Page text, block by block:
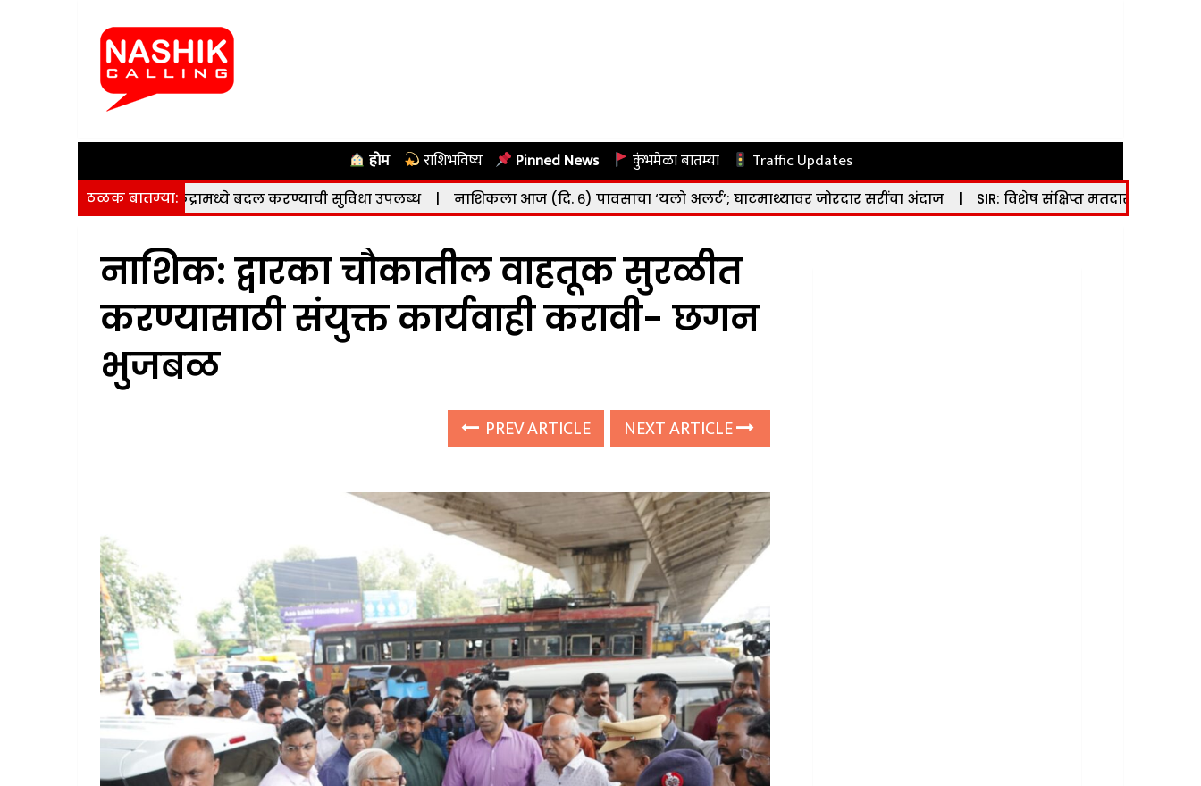
होम राशिभविष्य Pinned News कुंभमेळा बातम्या Traffic Updates
ठळक बातम्या:
करणे व केंद्रामध्ये बदल करण्याची सुविधा उपलब्ध | नाशिकला आज (दि. ६) पावसाचा ‘यलो अलर्ट’; घाटमाथ्यावर जोरदार सरींचा अंदाज | SIR: विशेष संक्षिप्त मतदार यादी पुनरीक्षण
नाशिक: द्वारका चौकातील वाहतूक सुरळीत
करण्यासाठी संयुक्त कार्यवाही करावी- छगन
भुजबळ
PREV ARTICLE NEXT ARTICLE